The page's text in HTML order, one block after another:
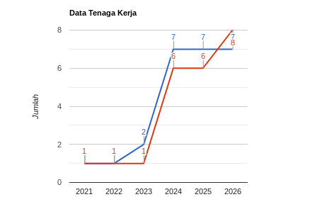
Data Tenaga Kerja
2021 2022 2023 2024 2025 2026
0
2
4
6
8
11 11
2
2
7
7 7
7 7
7
11 11 11
6
6 6
6
8
8
Jumlah